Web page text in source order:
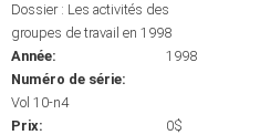
Dossier : Les activités des
groupes de travail en 1998
Année:
1998
Numéro de série:
Vol 10-n4
Prix:
0$